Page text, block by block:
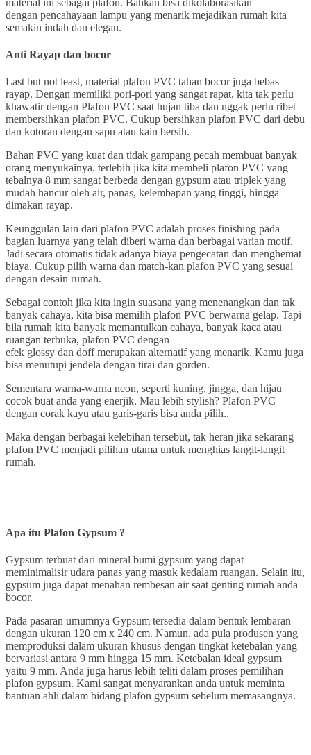
dengan pencahayaan lampu yang menarik mejadikan rumah kita
semakin indah dan elegan.
Anti Rayap dan bocor
Last but not least, material plafon PVC tahan bocor juga bebas
rayap. Dengan memiliki pori-pori yang sangat rapat, kita tak perlu
khawatir dengan Plafon PVC saat hujan tiba dan nggak perlu ribet
membersihkan plafon PVC. Cukup bersihkan plafon PVC dari debu
dan kotoran dengan sapu atau kain bersih.
Bahan PVC yang kuat dan tidak gampang pecah membuat banyak
orang menyukainya. terlebih jika kita membeli plafon PVC yang
tebalnya 8 mm sangat berbeda dengan gypsum atau triplek yang
mudah hancur oleh air, panas, kelembapan yang tinggi, hingga
dimakan rayap.
Keunggulan lain dari plafon PVC adalah proses finishing pada
bagian luarnya yang telah diberi warna dan berbagai varian motif.
Jadi secara otomatis tidak adanya biaya pengecatan dan menghemat
biaya. Cukup pilih warna dan match-kan plafon PVC yang sesuai
dengan desain rumah.
Sebagai contoh jika kita ingin suasana yang menenangkan dan tak
banyak cahaya, kita bisa memilih plafon PVC berwarna gelap. Tapi
bila rumah kita banyak memantulkan cahaya, banyak kaca atau
ruangan terbuka, plafon PVC dengan
efek glossy dan doff merupakan alternatif yang menarik. Kamu juga
bisa menutupi jendela dengan tirai dan gorden.
Sementara warna-warna neon, seperti kuning, jingga, dan hijau
cocok buat anda yang enerjik. Mau lebih stylish? Plafon PVC
dengan corak kayu atau garis-garis bisa anda pilih..
Maka dengan berbagai kelebihan tersebut, tak heran jika sekarang
plafon PVC menjadi pilihan utama untuk menghias langit-langit
rumah.
Apa itu Plafon Gypsum ?
Gypsum terbuat dari mineral bumi gypsum yang dapat
meminimalisir udara panas yang masuk kedalam ruangan. Selain itu,
gypsum juga dapat menahan rembesan air saat genting rumah anda
bocor.
Pada pasaran umumnya Gypsum tersedia dalam bentuk lembaran
dengan ukuran 120 cm x 240 cm. Namun, ada pula produsen yang
memproduksi dalam ukuran khusus dengan tingkat ketebalan yang
bervariasi antara 9 mm hingga 15 mm. Ketebalan ideal gypsum
yaitu 9 mm. Anda juga harus lebih teliti dalam proses pemilihan
plafon gypsum. Kami sangat menyarankan anda untuk meminta
bantuan ahli dalam bidang plafon gypsum sebelum memasangnya.